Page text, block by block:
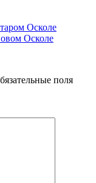
Осколе
Осколе
поля